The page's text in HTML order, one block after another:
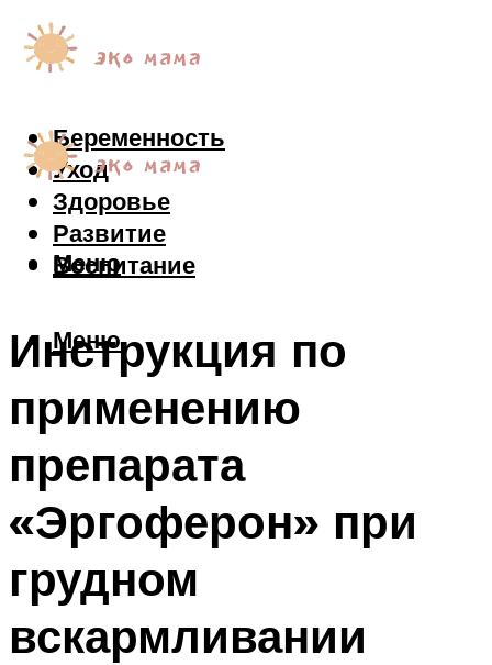
Беременность
Уход
Здоровье
Развитие
Воспитание
Меню
Меню
Инструкция по
применению
препарата
«Эргоферон» при
грудном
вскармливании